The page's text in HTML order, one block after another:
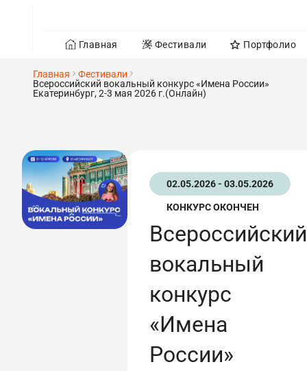
Главная Фестивали Портфолио
Главная
Фестивали
Всероссийский вокальный конкурс «Имена России»
Екатеринбург, 2-3 мая 2026 г.(Онлайн)
02.05.2026 - 03.05.2026
КОНКУРС ОКОНЧЕН
Всероссийский
вокальный
конкурс
«Имена
России»